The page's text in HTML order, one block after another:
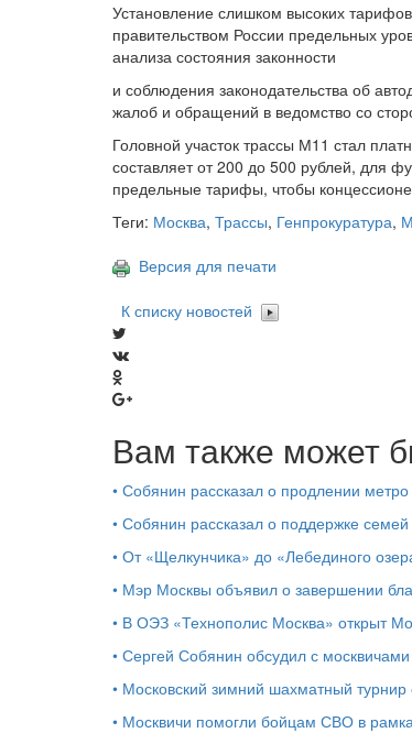
Установление слишком высоких
правительством России предельных
анализа состояния законности
и соблюдения законодательства об
жалоб и обращений в ведомство со
Головной участок трассы М11 стал
составляет от 200 до 500 рублей, для
предельные тарифы, чтобы
Теги: Москва, Трассы, Генпрокуратура,
Версия для печати
К списку новостей
Вам также может
• Собянин рассказал о продлении
• Собянин рассказал о поддержке
• От «Щелкунчика» до «Лебединого
• Мэр Москвы объявил о завершении
• В ОЭЗ «Технополис Москва» открыт
• Сергей Собянин обсудил с
• Московский зимний шахматный турнир
• Москвичи помогли бойцам СВО в